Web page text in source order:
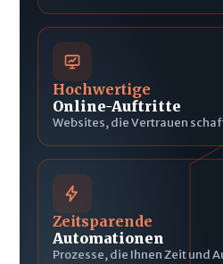
Hochwertige
Online-Auftritte
Websites, die Vertrauen
Zeitsparende
Automationen
Prozesse, die Ihnen Zeit und